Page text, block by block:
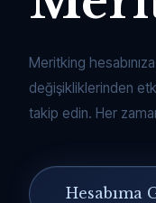
Meritking hesabınıza
değişikliklerinden
takip edin. Her
Hesabıma